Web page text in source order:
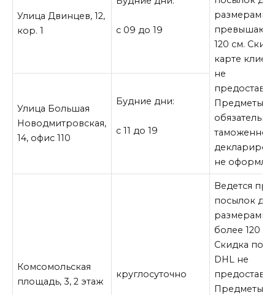
Улица Двинцев, 12,
кор. 1
с 09 до 19
размерами,
120 см.
карте
не
Предметы,
не
Улица Большая
Новодмитровская,
14, офис 110
Будние дни:
с 11 до 19
Комсомольская
площадь, 3, 2 этаж
круглосуточно
Ведется
посылок до
размерами,
более 120
Скидка по
DHL не
Предметы,